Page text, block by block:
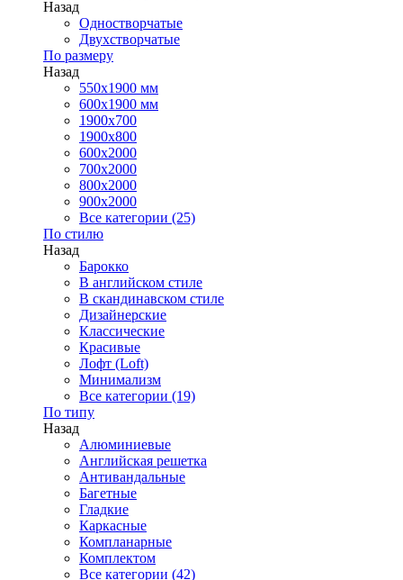
Назад
Одностворчатые
Двухстворчатые
По размеру
Назад
550x1900 мм
600x1900 мм
1900х700
1900х800
600x2000
700x2000
800x2000
900x2000
Все категории (25)
По стилю
Назад
Барокко
В английском стиле
В скандинавском стиле
Дизайнерские
Классические
Красивые
Лофт (Loft)
Минимализм
Все категории (19)
По типу
Назад
Алюминиевые
Английская решетка
Антивандальные
Багетные
Гладкие
Каркасные
Компланарные
Комплектом
Все категории (42)